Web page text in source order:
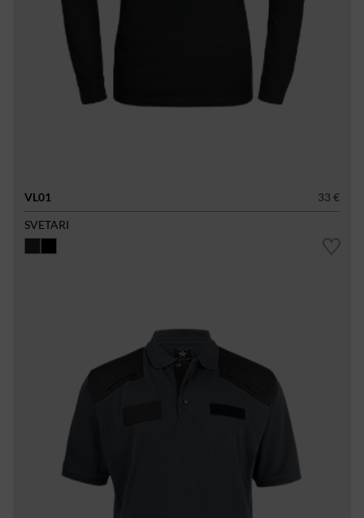
VL01
33 €
SVETARI